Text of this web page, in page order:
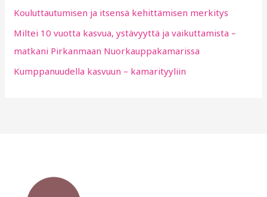
:Kouluttautumisen ja itsensä kehittämisen merkitys
Miltei 10 vuotta kasvua, ystävyyttä ja vaikuttamista –
matkani Pirkanmaan Nuorkauppakamarissa
Kumppanuudella kasvuun – kamarityyliin